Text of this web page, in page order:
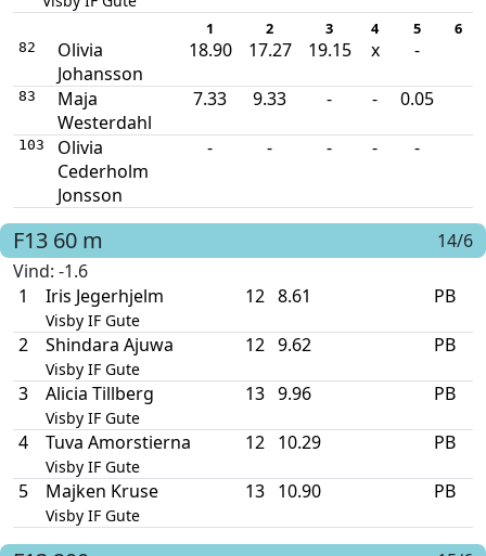
1 2 3 4 5 6
82
Olivia
Johansson
18.90 17.27 19.15 x -
83
Maja
Westerdahl
7.33 9.33 - - 0.05
103
Olivia
Cederholm
Jonsson
- - - - -
F13 60 m
14/6
Vind: -1.6
1
Iris Jegerhjelm
Visby IF Gute
12 8.61 PB
2 Shindara Ajuwa
Visby IF Gute
12 9.62 PB
3 Alicia Tillberg
Visby IF Gute
13 9.96 PB
4 Tuva Amorstierna
Visby IF Gute
12 10.29 PB
5 Majken Kruse
Visby IF Gute
13 10.90 PB